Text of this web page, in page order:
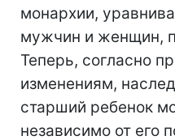
монархии,
мужчин и женщин,
Теперь, согласно
изменениям,
старший ребенок
независимо от его